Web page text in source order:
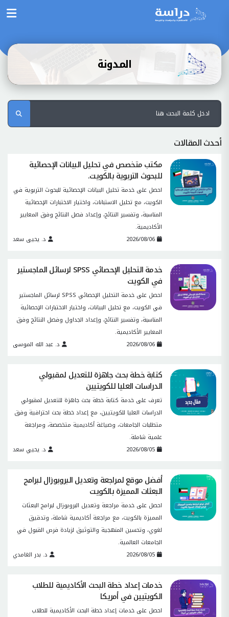
المدونة
أحدث المقالات
مكتب متخصص في تحليل البيانات الإحصائية
للبحوث التربوية بالكويت.
احصل على خدمة تحليل البيانات الإحصائية للبحوث التربوية في
الكويت، مع تحليل الاستبانات، واختيار الاختبارات الإحصائية
المناسبة، وتفسير النتائج، وإعداد فصل النتائج وفق المعايير
الأكاديمية.
د. يحيى سعد
خدمة التحليل الإحصائي SPSS لرسائل الماجستير
في الكويت
احصل على خدمة التحليل الإحصائي SPSS لرسائل الماجستير
في الكويت، مع تحليل البيانات، واختيار الاختبارات الإحصائية
المناسبة، وتفسير النتائج، وإعداد الجداول وفصل النتائج وفق
المعايير الأكاديمية.
د. عبد الله الموسى
كتابة خطة بحث جاهزة للتعديل لمقبولي
الدراسات العليا للكويتيين
تعرف على خدمة كتابة خطة بحث جاهزة للتعديل لمقبولي
الدراسات العليا للكويتيين، مع إعداد خطة بحث احترافية وفق
متطلبات الجامعات، وصياغة أكاديمية متخصصة، ومراجعة
علمية شاملة.
د. يحيي سعد
أفضل موقع لمراجعة وتعديل البروبوزال لبرامج
البعثات المميزة بالكويت
احصل على خدمة مراجعة وتعديل البروبوزال لبرامج البعثات
المميزة بالكويت، مع مراجعة أكاديمية شاملة، وتدقيق
لغوي، وتحسين المنهجية والتوثيق لزيادة فرص القبول في
الجامعات العالمية.
د. بدر الغامدي
خدمات إعداد خطة البحث الأكاديمية للطلاب
الكويتيين في أمريكا
احصل على خدمات إعداد خطة البحث الأكاديمية للطلاب